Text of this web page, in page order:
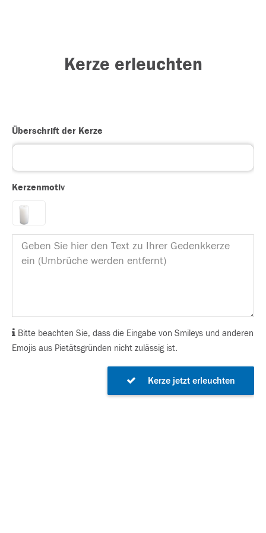
Kerze erleuchten
Überschrift der Kerze
Kerzenmotiv
Bitte beachten Sie, dass die Eingabe von Smileys und anderen
Emojis aus Pietätsgründen nicht zulässig ist.
Kerze jetzt erleuchten